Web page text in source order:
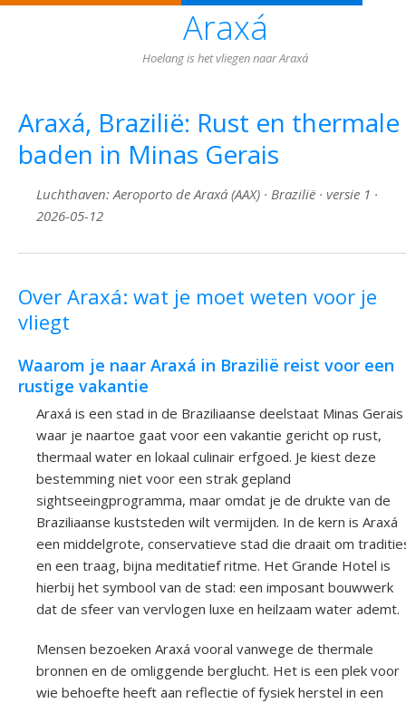
Araxá
Hoelang is het vliegen naar Araxá
Araxá, Brazilië: Rust en thermale
baden in Minas Gerais
Luchthaven: Aeroporto de Araxá (AAX) · Brazilië · versie 1 ·
2026-05-12
Over Araxá: wat je moet weten voor je
vliegt
Waarom je naar Araxá in Brazilië reist voor een
rustige vakantie
Araxá is een stad in de Braziliaanse deelstaat Minas Gerais
waar je naartoe gaat voor een vakantie gericht op rust,
thermaal water en lokaal culinair erfgoed. Je kiest deze
bestemming niet voor een strak gepland
sightseeingprogramma, maar omdat je de drukte van de
Braziliaanse kuststeden wilt vermijden. In de kern is Araxá
een middelgrote, conservatieve stad die draait om
en een traag, bijna meditatief ritme. Het Grande Hotel is
hierbij het symbool van de stad: een imposant bouwwerk
dat de sfeer van vervlogen luxe en heilzaam water ademt.
Mensen bezoeken Araxá vooral vanwege de thermale
bronnen en de omliggende berglucht. Het is een plek voor
wie behoefte heeft aan reflectie of fysiek herstel in een